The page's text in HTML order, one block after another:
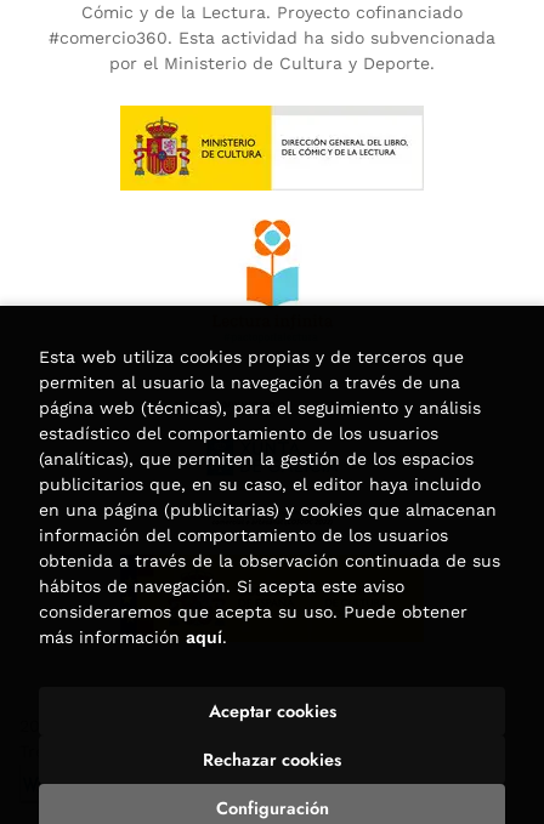
Cómic y de la Lectura. Proyecto cofinanciado
#comercio360. Esta actividad ha sido subvencionada
por el Ministerio de Cultura y Deporte.
. Todos los Derechos Reservados |
Esta web utiliza cookies propias y de terceros que
permiten al usuario la navegación a través de una
página web (técnicas), para el seguimiento y análisis
estadístico del comportamiento de los usuarios
(analíticas), que permiten la gestión de los espacios
publicitarios que, en su caso, el editor haya incluido
en una página (publicitarias) y cookies que almacenan
información del comportamiento de los usuarios
obtenida a través de la observación continuada de sus
hábitos de navegación. Si acepta este aviso
consideraremos que acepta su uso. Puede obtener
más información aquí.
Configuración
Rechazar cookies
Aceptar cookies